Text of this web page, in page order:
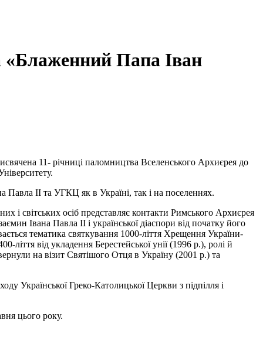
«Блаженний Папа Іван
11- річниці паломництва Вселенського Архиєрея до
Павла ІІ та УГКЦ як в Україні, так і на поселеннях.
і світських осіб представляє контакти Римського Архиєрея
Івана Павла ІІ і української діаспори від початку його
тематика святкування 1000-ліття Хрещення України-
ліття від укладення Берестейської унії (1996 р.), ролі й
на візит Святішого Отця в Україну (2001 р.) та
Української Греко-Католицької Церкви з підпілля і
цього року.